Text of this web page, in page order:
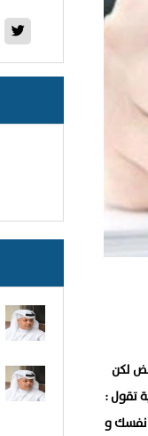
لكن
تقول :
نفسك و